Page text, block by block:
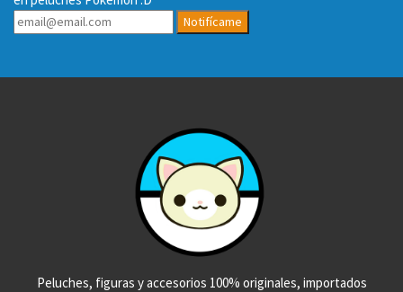
Notifícame
Peluches, figuras y accesorios 100% originales, importados